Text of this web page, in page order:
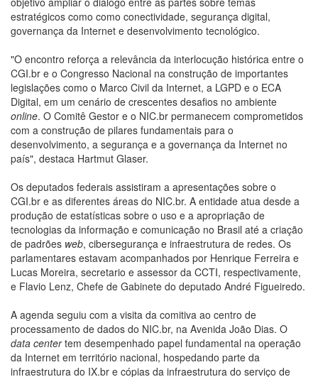
estratégicos como como conectividade, segurança digital,
governança da Internet e desenvolvimento tecnológico.
"O encontro reforça a relevância da interlocução histórica entre o
CGI.br e o Congresso Nacional na construção de importantes
legislações como o Marco Civil da Internet, a LGPD e o ECA
Digital, em um cenário de crescentes desafios no ambiente
online. O Comitê Gestor e o NIC.br permanecem comprometidos
com a construção de pilares fundamentais para o
desenvolvimento, a segurança e a governança da Internet no
país", destaca Hartmut Glaser.
Os deputados federais assistiram a apresentações sobre o
CGI.br e as diferentes áreas do NIC.br. A entidade atua desde a
produção de estatísticas sobre o uso e a apropriação de
tecnologias da informação e comunicação no Brasil até a criação
de padrões web, cibersegurança e infraestrutura de redes. Os
parlamentares estavam acompanhados por Henrique Ferreira e
Lucas Moreira, secretario e assessor da CCTI, respectivamente,
e Flavio Lenz, Chefe de Gabinete do deputado André Figueiredo.
A agenda seguiu com a visita da comitiva ao centro de
processamento de dados do NIC.br, na Avenida João Dias. O
data centertem desempenhado papel fundamental na operação
da Internet em território nacional, hospedando parte da
infraestrutura do IX.br e cópias da infraestrutura do serviço de